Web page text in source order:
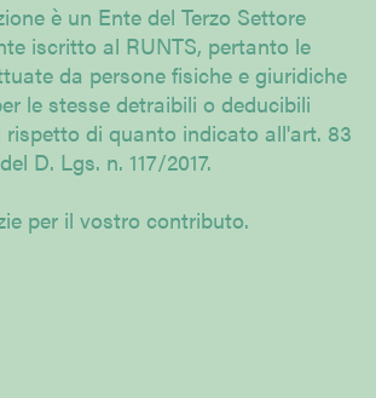
è un Ente del Terzo Settore
iscritto al RUNTS, pertanto le
da persone fisiche e giuridiche
le stesse detraibili o deducibili
rispetto di quanto indicato all'art. 83
del D. Lgs. n. 117/2017.
per il vostro contributo.